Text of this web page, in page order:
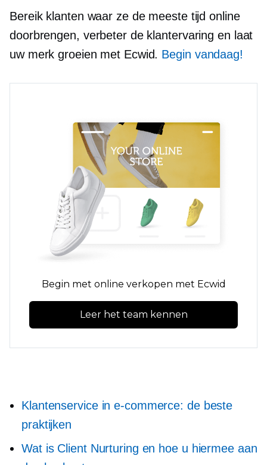
Bereik klanten waar ze de meeste tijd online
doorbrengen, verbeter de klantervaring en laat
uw merk groeien met Ecwid. Begin vandaag!
Begin met online verkopen met Ecwid
Leer het team kennen
Klantenservice in e-commerce: de beste
praktijken
Wat is Client Nurturing en hoe u hiermee aan